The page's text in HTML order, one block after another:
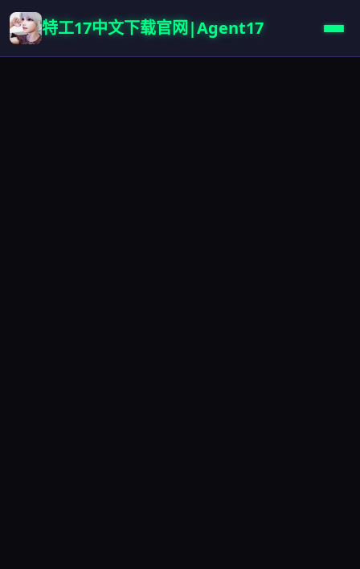
特工17中文下载官网|Agent17